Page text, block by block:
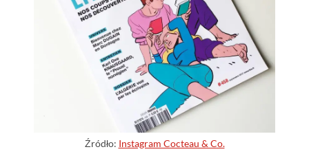
Źródło: Instagram Cocteau & Co.